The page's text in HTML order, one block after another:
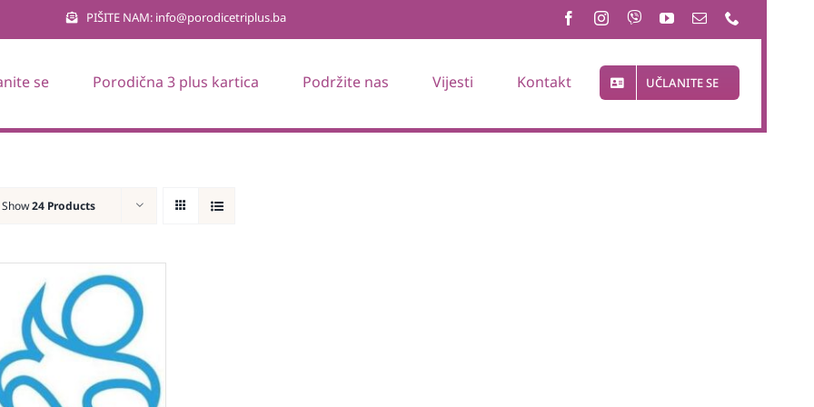
PIŠITE NAM: info@porodicetriplus.ba
se Porodična 3 plus kartica Podržite nas Vijesti Kontakt UČLANITE SE
Show24 Products